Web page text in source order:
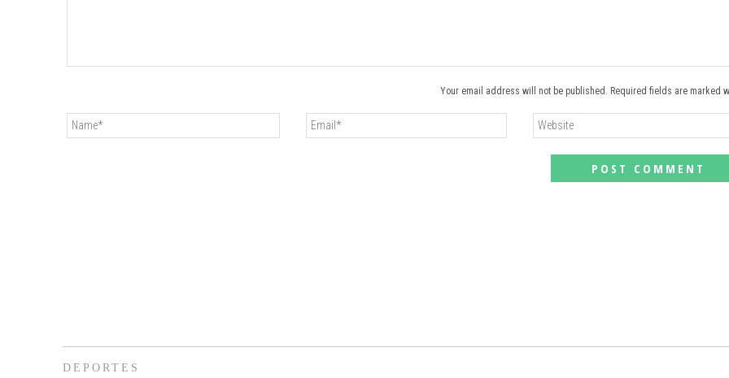
Your email address will not be published. Required fields are marked
DEPORTES